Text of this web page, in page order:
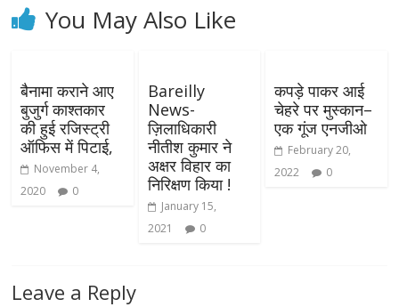
You May Also Like
बैनामा कराने आए
बुजुर्ग काश्तकार
की हुई रजिस्ट्री
ऑफिस में पिटाई,
November 4,
2020
0
Bareilly
News-
ज़िलाधिकारी
नीतीश कुमार ने
अक्षर विहार का
निरिक्षण किया !
January 15,
2021
0
कपड़े पाकर आई
चेहरे पर मुस्कान–
एक गूंज एनजीओ
February 20,
2022
0
Leave a Reply